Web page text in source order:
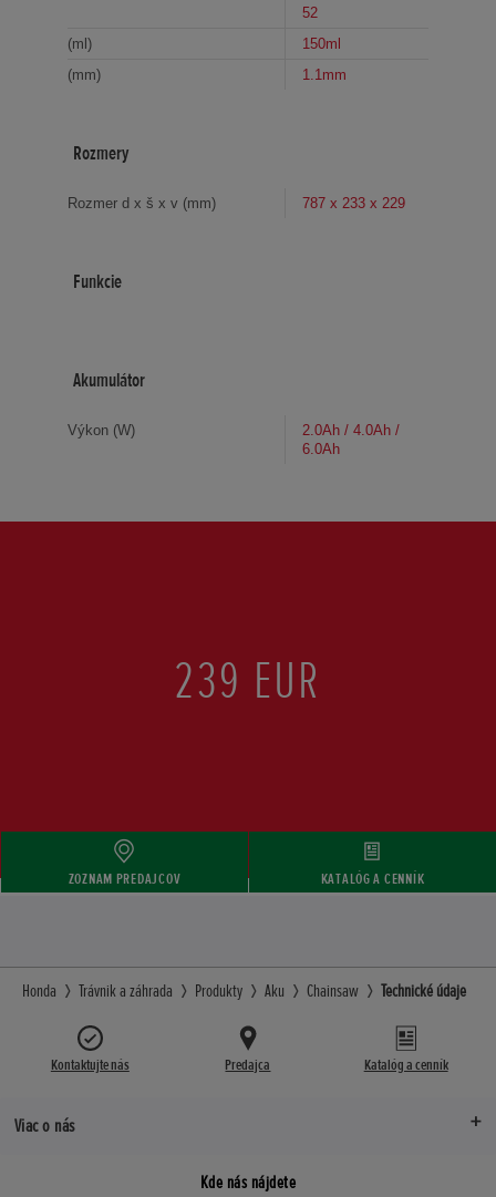
52
(ml)
150ml
(mm)
1.1mm
Rozmery
Rozmer d x š x v (mm) 787 x 233 x 229
Funkcie
Akumulátor
Výkon (W)
2.0Ah / 4.0Ah /
6.0Ah
239 EUR
ZOZNAM PREDAJCOV KATALÓG A CENNÍK
Honda Trávnik a záhrada Produkty Aku Chainsaw Technické údaje
Kontaktujte nás Predajca Katalóg a cenník
Viac o nás
Kde nás nájdete